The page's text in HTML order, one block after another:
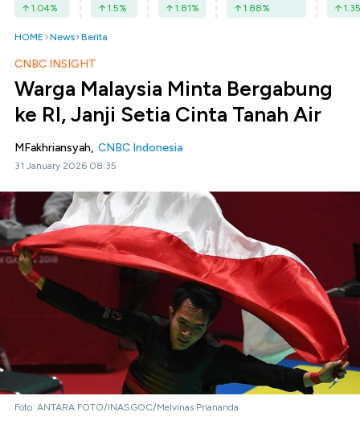
1.04% 1.5% 1.81% 1.88% 1.35
HOME News Berita
CNBC INSIGHT
Warga Malaysia Minta Bergabung
ke RI, Janji Setia Cinta Tanah Air
MFakhriansyah, CNBC Indonesia
31 January 2026 08:35
Foto: ANTARA FOTO/INASGOC/Melvinas Priananda